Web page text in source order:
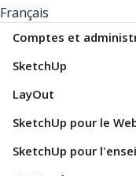
Français
Comptes et
SketchUp
LayOut
SketchUp pour le
SketchUp pour